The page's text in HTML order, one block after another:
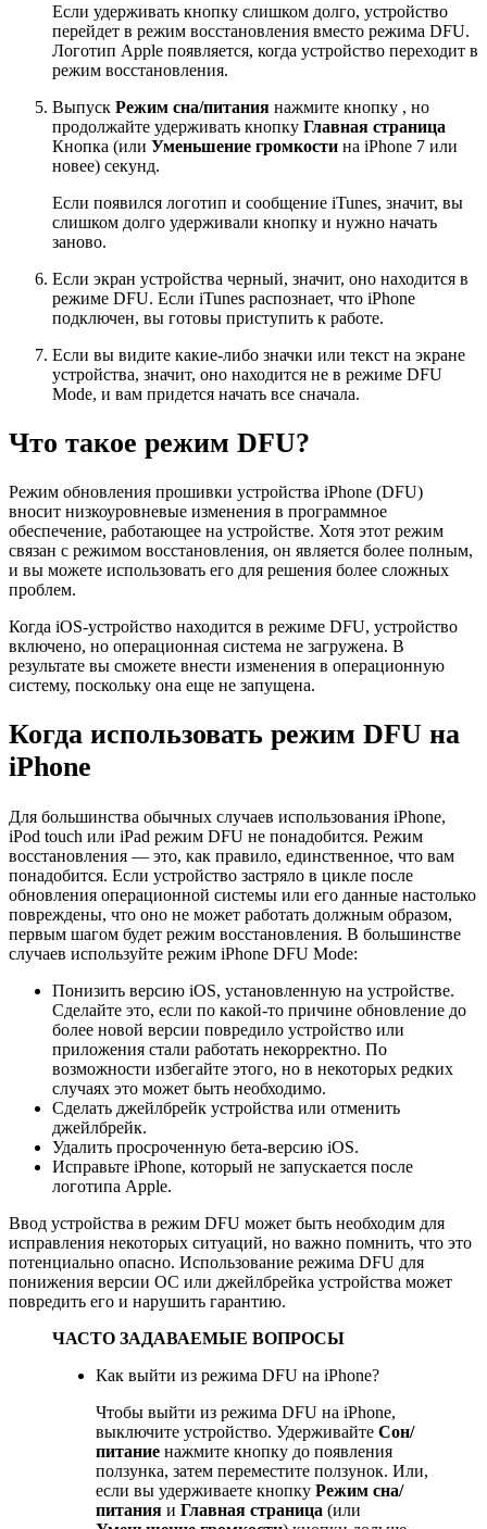
Если удерживать кнопку слишком долго, устройство
перейдет в режим восстановления вместо режима DFU.
Логотип Apple появляется, когда устройство переходит в
режим восстановления.
Выпуск Режим сна/питания нажмите кнопку , но
продолжайте удерживать кнопку Главная страница
Кнопка (или Уменьшение громкости на iPhone 7 или
новее) секунд.
Если появился логотип и сообщение iTunes, значит, вы
слишком долго удерживали кнопку и нужно начать
заново.
Если экран устройства черный, значит, оно находится в
режиме DFU. Если iTunes распознает, что iPhone
подключен, вы готовы приступить к работе.
Если вы видите какие-либо значки или текст на экране
устройства, значит, оно находится не в режиме DFU
Mode, и вам придется начать все сначала.
Что такое режим DFU?
Режим обновления прошивки устройства iPhone (DFU)
вносит низкоуровневые изменения в программное
обеспечение, работающее на устройстве. Хотя этот режим
связан с режимом восстановления, он является более полным,
и вы можете использовать его для решения более сложных
проблем.
Когда iOS-устройство находится в режиме DFU, устройство
включено, но операционная система не загружена. В
результате вы сможете внести изменения в операционную
систему, поскольку она еще не запущена.
Когда использовать режим DFU на
iPhone
Для большинства обычных случаев использования iPhone,
iPod touch или iPad режим DFU не понадобится. Режим
восстановления — это, как правило, единственное, что вам
понадобится. Если устройство застряло в цикле после
обновления операционной системы или его данные настолько
повреждены, что оно не может работать должным образом,
первым шагом будет режим восстановления. В большинстве
случаев используйте режим iPhone DFU Mode:
Понизить версию iOS, установленную на устройстве.
Сделайте это, если по какой-то причине обновление до
более новой версии повредило устройство или
приложения стали работать некорректно. По
возможности избегайте этого, но в некоторых редких
случаях это может быть необходимо.
Сделать джейлбрейк устройства или отменить
джейлбрейк.
Удалить просроченную бета-версию iOS.
Исправьте iPhone, который не запускается после
логотипа Apple.
Ввод устройства в режим DFU может быть необходим для
исправления некоторых ситуаций, но важно помнить, что это
потенциально опасно. Использование режима DFU для
понижения версии ОС или джейлбрейка устройства может
повредить его и нарушить гарантию.
ЧАСТО ЗАДАВАЕМЫЕ ВОПРОСЫ
Как выйти из режима DFU на iPhone?
Чтобы выйти из режима DFU на iPhone,
выключите устройство. Удерживайте Сон/
питание нажмите кнопку до появления
ползунка, затем переместите ползунок. Или,
если вы удерживаете кнопку Режим сна/
питания и Главная страница (или